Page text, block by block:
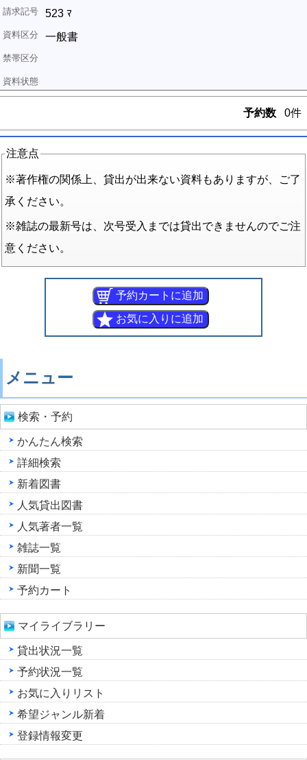
523 ﾏ
一般書
予約数 0件
注意点
※著作権の関係上、貸出が出来ない資料もありますが、ご了
承ください。
※雑誌の最新号は、次号受入までは貸出できませんのでご注
意ください。
メニュー
検索・予約
かんたん検索
詳細検索
新着図書
人気貸出図書
人気著者一覧
雑誌一覧
新聞一覧
予約カート
マイライブラリー
貸出状況一覧
予約状況一覧
お気に入りリスト
希望ジャンル新着
登録情報変更